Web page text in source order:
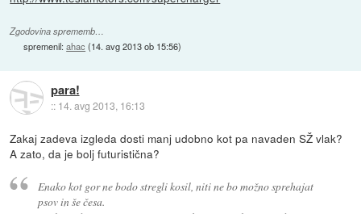
Zgodovina sprememb…
spremenil:ahac (14. avg 2013 ob 15:56)
para!
:: 14. avg 2013, 16:13
Zakaj zadeva izgleda dosti manj udobno kot pa navaden SŽ vlak?
A zato, da je bolj futuristična?
Enako kot gor ne bodo stregli kosil, niti ne bo možno sprehajat
psov in še česa.